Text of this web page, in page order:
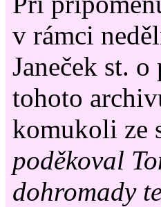
v rámci
Janeček st.
tohoto
komukoli ze
poděkoval
dohromady